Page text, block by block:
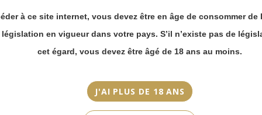
à ce site internet, vous devez être en âge de consommer de
législation en vigueur dans votre pays. S’il n’existe pas de
cet égard, vous devez être âgé de 18 ans au moins.
J'AI PLUS DE 18 ANS
2022
Couleur
Chardonnay, Chenin, Mauzac
Merci de bien
prendre en compte :
Les envois
partir du 31 août.
Les commandes
en click-and-